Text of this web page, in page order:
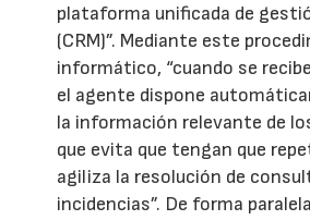
plataforma unificada de
(CRM)”. Mediante este
informático, “cuando se
el agente dispone
la información relevante de
que evita que tengan que
agiliza la resolución de
incidencias”. De forma